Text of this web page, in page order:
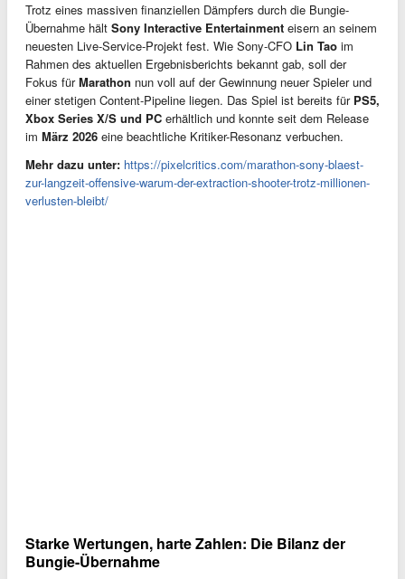
Trotz eines massiven finanziellen Dämpfers durch die Bungie-
Übernahme hält Sony Interactive Entertainment eisern an seinem
neuesten Live-Service-Projekt fest. Wie Sony-CFO Lin Tao im
Rahmen des aktuellen Ergebnisberichts bekannt gab, soll der
Fokus fürMarathon nun voll auf der Gewinnung neuer Spieler und
einer stetigen Content-Pipeline liegen. Das Spiel ist bereits für PS5,
Xbox Series X/S und PC erhältlich und konnte seit dem Release
im März 2026 eine beachtliche Kritiker-Resonanz verbuchen.
Mehr dazu unter: https://pixelcritics.com/marathon-sony-blaest-
zur-langzeit-offensive-warum-der-extraction-shooter-trotz-millionen-
verlusten-bleibt/
Starke Wertungen, harte Zahlen: Die Bilanz der
Bungie-Übernahme